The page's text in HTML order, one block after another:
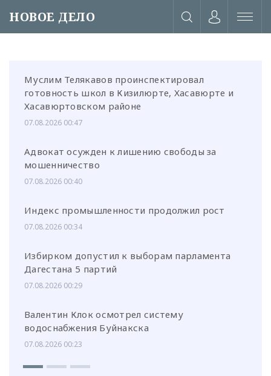
НОВОЕ ДЕЛО
Муслим Телякавов проинспектировал
готовность школ в Кизилюрте, Хасавюрте и
Хасавюртовском районе
07.08.2026 00:47
Адвокат осужден к лишению свободы за
мошенничество
07.08.2026 00:40
Индекс промышленности продолжил рост
07.08.2026 00:34
Избирком допустил к выборам парламента
Дагестана 5 партий
07.08.2026 00:29
Валентин Клок осмотрел систему
водоснабжения Буйнакска
07.08.2026 00:23